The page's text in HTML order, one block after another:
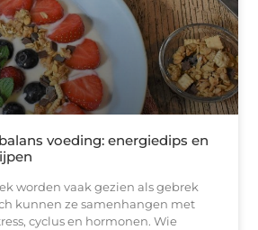
voeding: energiedips en
worden vaak gezien als gebrek
kunnen ze samenhangen met
cyclus en hormonen. Wie